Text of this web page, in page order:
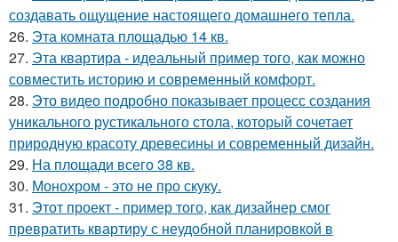
создавать ощущение настоящего домашнего тепла.
26. Эта комната площадью 14 кв.
27. Эта квартира - идеальный пример того, как можно
совместить историю и современный комфорт.
28. Это видео подробно показывает процесс создания
уникального рустикального стола, который сочетает
природную красоту древесины и современный дизайн.
29. На площади всего 38 кв.
30. Монохром - это не про скуку.
31. Этот проект - пример того, как дизайнер смог
превратить квартиру с неудобной планировкой в